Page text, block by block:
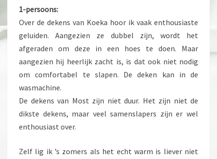
1-persoons:
Over de dekens van Koeka hoor ik vaak enthousiaste
geluiden. Aangezien ze dubbel zijn, wordt het
afgeraden om deze in een hoes te doen. Maar
aangezien hij heerlijk zacht is, is dat ook niet nodig
om comfortabel te slapen. De deken kan in de
wasmachine.
De dekens van Most zijn niet duur. Het zijn niet de
dikste dekens, maar veel samenslapers zijn er wel
enthousiast over.
Zelf lig ik ’s zomers als het echt warm is liever niet